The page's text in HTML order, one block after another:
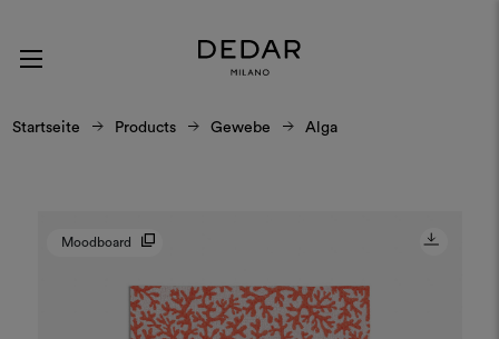
Startseite Products Gewebe Alga
Moodboard